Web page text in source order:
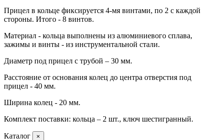
Прицел в кольце фиксируется 4-мя винтами, по 2 с каждой
стороны. Итого - 8 винтов.
Материал - кольца выполнены из алюминиевого сплава,
зажимы и винты - из инструментальной стали.
Диаметр под прицел с трубой – 30 мм.
Расстояние от основания колец до центра отверстия под
прицел - 40 мм.
Ширина колец - 20 мм.
Комплект поставки: кольца – 2 шт., ключ шестигранный.
Каталог ×